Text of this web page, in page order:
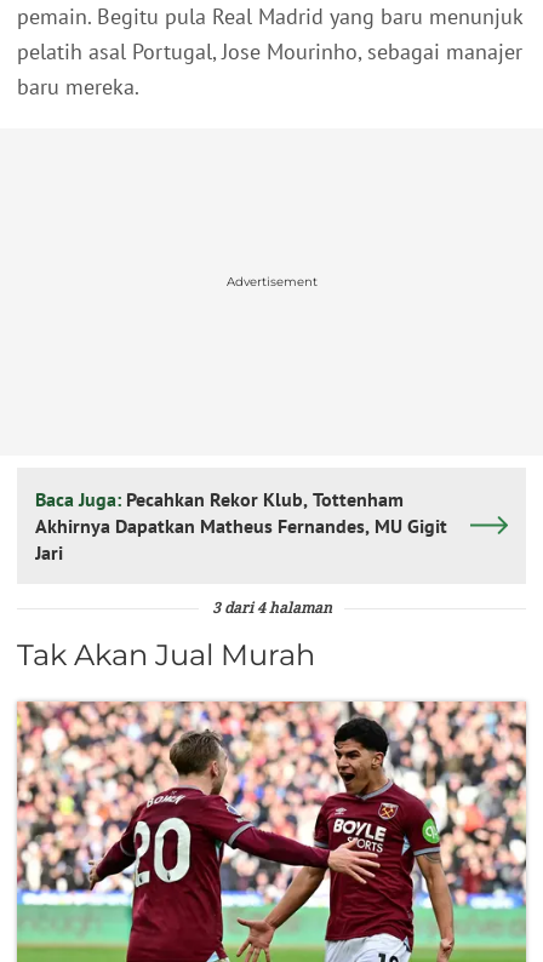
pemain. Begitu pula Real Madrid yang baru menunjuk
pelatih asal Portugal, Jose Mourinho, sebagai manajer
baru mereka.
Advertisement
Baca Juga: Pecahkan Rekor Klub, Tottenham
Akhirnya Dapatkan Matheus Fernandes, MU Gigit
Jari
3 dari 4 halaman
Tak Akan Jual Murah